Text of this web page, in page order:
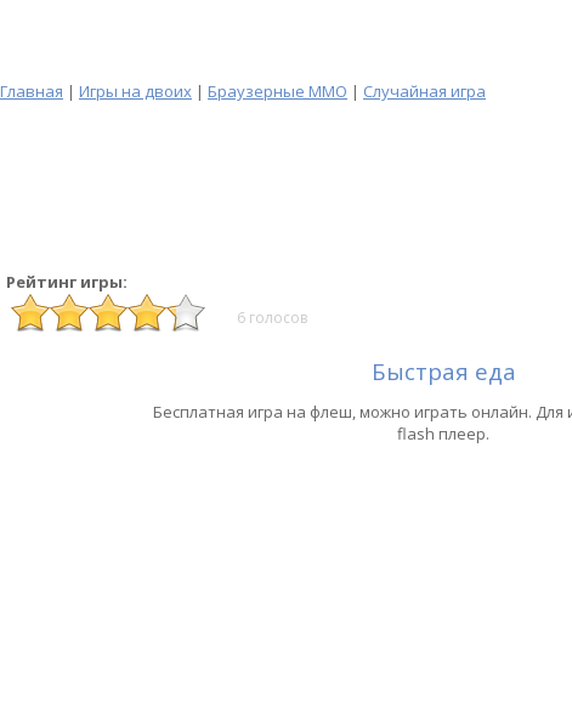
Главная | Игры на двоих | Браузерные MMO | Случайная игра
Рейтинг игры:
6 голосов
Быстрая еда
Бесплатная игра на флеш, можно играть онлайн.
flash плеер.